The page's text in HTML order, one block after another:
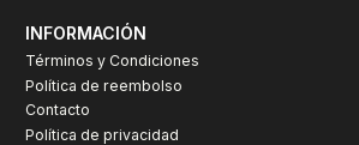
INFORMACIÓN
Términos y Condiciones
Política de reembolso
Contacto
Política de privacidad